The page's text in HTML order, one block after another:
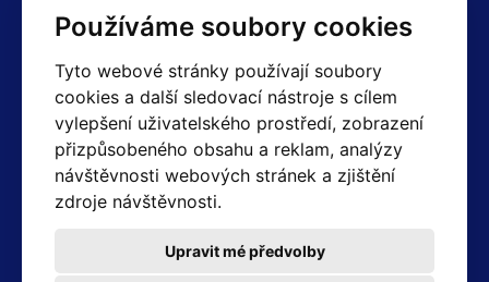
Používáme soubory cookies
Tyto webové stránky používají soubory
cookies a další sledovací nástroje s cílem
vylepšení uživatelského prostředí, zobrazení
přizpůsobeného obsahu a reklam, analýzy
návštěvnosti webových stránek a zjištění
zdroje návštěvnosti.
Upravit mé předvolby
+420 603 357 606 +420 605 234 204
Fakturační a expediční oddělení
+420 605 259 759 (Po–Pá: 7:30 – 15:00)
Technické oddělení
+420 603 355 085 (Po–Pá: 8:00 – 16:00)
servis@hotair.cz
Platba jen v hotovosti